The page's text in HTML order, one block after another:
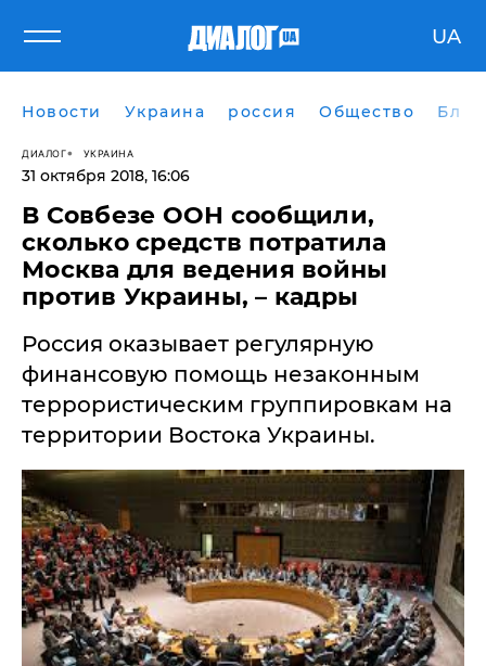
UA
Новости Украина россия Общество
ДИАЛОГ УКРАИНА
31 октября 2018, 16:06
В Совбезе ООН сообщили,
сколько средств потратила
Москва для ведения войны
против Украины, – кадры
Россия оказывает регулярную
финансовую помощь незаконным
террористическим группировкам на
территории Востока Украины.